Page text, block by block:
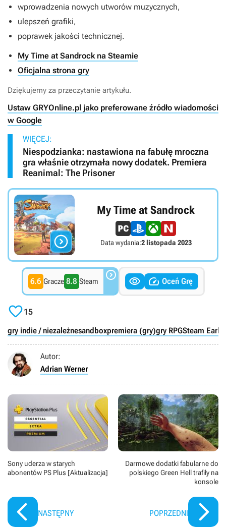
wprowadzenia nowych utworów muzycznych,
ulepszeń grafiki,
poprawek jakości technicznej.
My Time at Sandrock na Steamie
Oficjalna strona gry
Dziękujemy za przeczytanie artykułu.
Ustaw GRYOnline.pl jako preferowane źródło wiadomości
w Google
WIĘCEJ:
Niespodzianka: nastawiona na fabułę mroczna
gra właśnie otrzymała nowy dodatek. Premiera
Reanimal: The Prisoner

My Time at Sandrock
Data wydania:2 listopada 2023
6.6 Gracze 8.8 Steam    Oceń Grę
15
gry indie / niezależnesandboxpremiera (gry)gry RPGSteam Early
Autor:
Adrian Werner
Sony uderza w starych
abonentów PS Plus [Aktualizacja]
NASTĘPNY
Darmowe dodatki fabularne do
polskiego Green Hell trafiły na
konsole
POPRZEDNI